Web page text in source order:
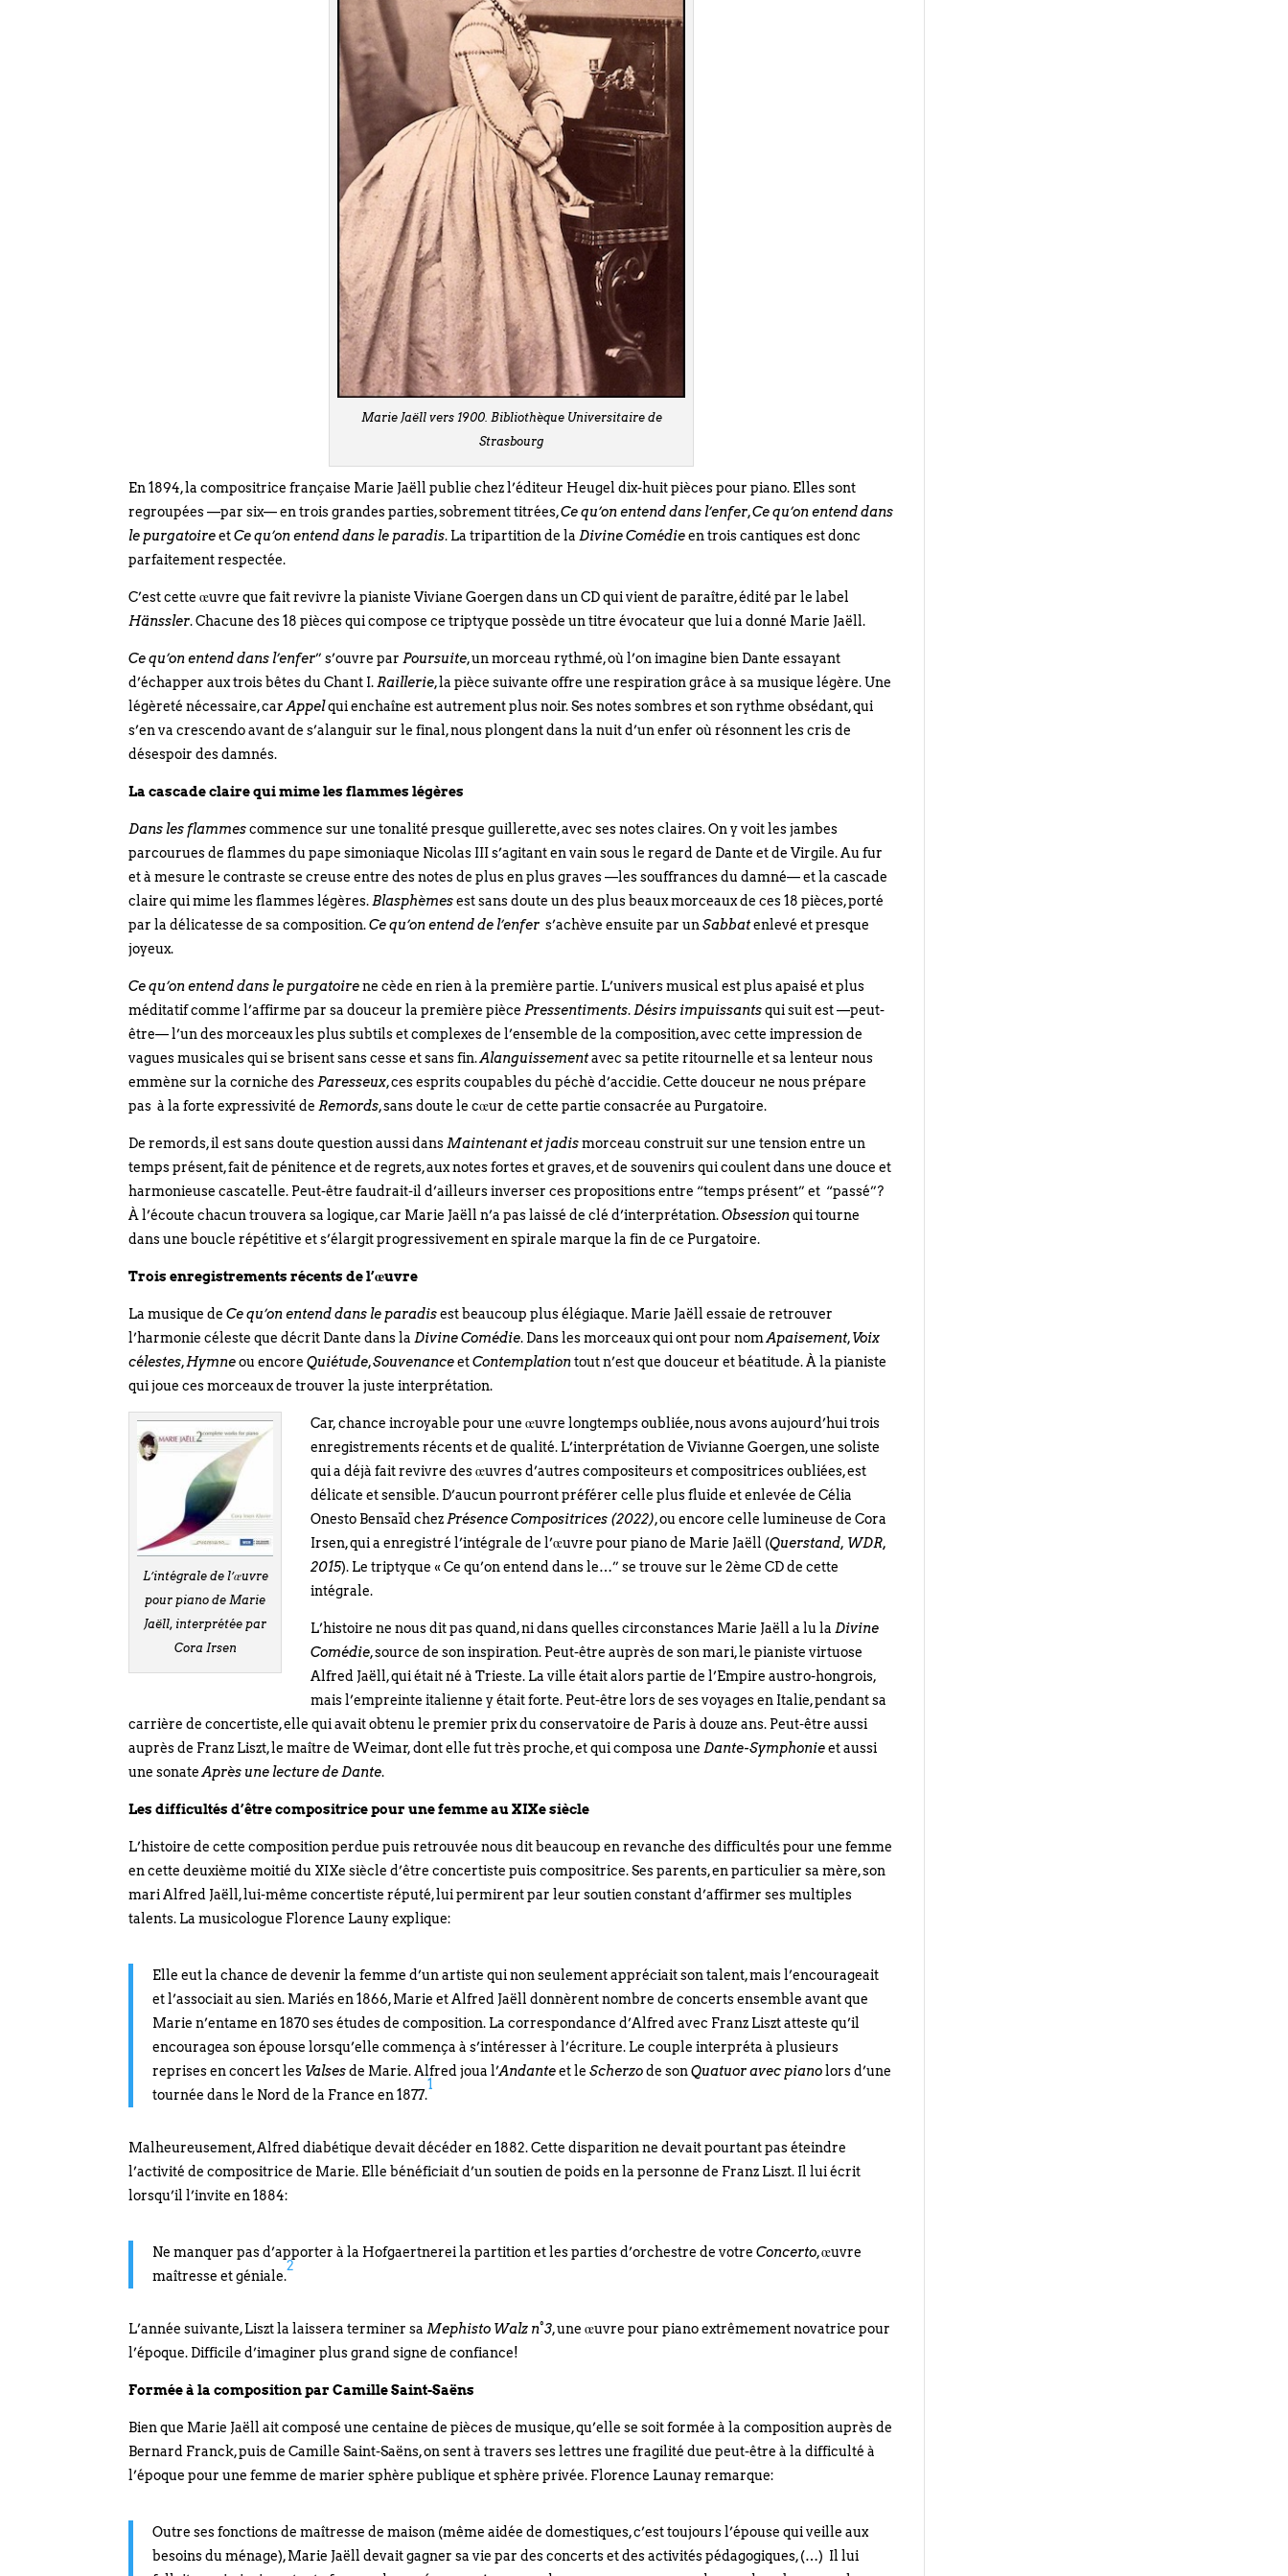
Marie Jaëll vers 1900. Bibliothèque Universitaire de
Strasbourg
En 1894, la compositrice française Marie Jaëll publie chez l’éditeur Heugel dix-huit pièces pour piano. Elles sont
regroupées —par six— en trois grandes parties, sobrement titrées,Ce qu’on entend dans l’enfer,Ce qu’on entend dans
le purgatoireetCe qu’on entend dans le paradis. La tripartition de la Divine Comédieen trois cantiques est donc
parfaitement respectée.
C’est cette œuvre que fait revivre la pianiste Viviane Goergen dans un CD qui vient de paraître, édité par le label
Hänssler. Chacune des 18 pièces qui compose ce triptyque possède un titre évocateur que lui a donné Marie Jaëll.
Ce qu’on entend dans l’enfer” s’ouvre par Poursuite, un morceau rythmé, où l’on imagine bien Dante essayant
d’échapper aux trois bêtes du Chant I. Raillerie, la pièce suivante offre une respiration grâce à sa musique légère. Une
légèreté nécessaire, carAppelqui enchaîne est autrement plus noir. Ses notes sombres et son rythme obsédant, qui
s’en va crescendo avant de s’alanguir sur le final, nous plongent dans la nuit d’un enfer où résonnent les cris de
désespoir des damnés.
La cascade claire qui mime les flammes légères
Dans les flammescommence sur une tonalité presque guillerette, avec ses notes claires. On y voit les jambes
parcourues de flammes du pape simoniaque Nicolas III s’agitant en vain sous le regard de Dante et de Virgile. Au fur
et à mesure le contraste se creuse entre des notes de plus en plus graves —les souffrances du damné— et la cascade
claire qui mime les flammes légères. Blasphèmesest sans doute un des plus beaux morceaux de ces 18 pièces, porté
par la délicatesse de sa composition.Ce qu’on entend de l’enfer s’achève ensuite par unSabbatenlevé et presque
joyeux.
Ce qu’on entend dans le purgatoirene cède en rien à la première partie. L’univers musical est plus apaisé et plus
méditatif comme l’affirme par sa douceur la première pièce Pressentiments. Désirs impuissantsqui suit est —peut-
être— l’un des morceaux les plus subtils et complexes de l’ensemble de la composition, avec cette impression de
vagues musicales qui se brisent sans cesse et sans fin.Alanguissementavec sa petite ritournelle et sa lenteur nous
emmène sur la corniche des Paresseux, ces esprits coupables du péchè d’accidie. Cette douceur ne nous prépare
pas à la forte expressivité de Remords, sans doute le cœur de cette partie consacrée au Purgatoire.
De remords, il est sans doute question aussi dans Maintenant et jadismorceau construit sur une tension entre un
temps présent, fait de pénitence et de regrets, aux notes fortes et graves, et de souvenirs qui coulent dans une douce et
harmonieuse cascatelle. Peut-être faudrait-il d’ailleurs inverser ces propositions entre “temps présent” et “passé”?
À l’écoute chacun trouvera sa logique, car Marie Jaëll n’a pas laissé de clé d’interprétation.Obsessionqui tourne
dans une boucle répétitive et s’élargit progressivement en spirale marque la fin de ce Purgatoire.
Trois enregistrements récents de l’œuvre
La musique deCe qu’on entend dans le paradisest beaucoup plus élégiaque. Marie Jaëll essaie de retrouver
l’harmonie céleste que décrit Dante dans la Divine Comédie. Dans les morceaux qui ont pour nomApaisement,Voix
célestes,Hymneou encoreQuiétude,SouvenanceetContemplationtout n’est que douceur et béatitude. À la pianiste
qui joue ces morceaux de trouver la juste interprétation.
L’intégrale de l’œuvre
pour piano de Marie
Jaëll, interprétée par
Cora Irsen
Car, chance incroyable pour une œuvre longtemps oubliée, nous avons aujourd’hui trois
enregistrements récents et de qualité. L’interprétation de Vivianne Goergen, une soliste
qui a déjà fait revivre des œuvres d’autres compositeurs et compositrices oubliées, est
délicate et sensible. D’aucun pourront préférer celle plus fluide et enlevée de Célia
Onesto Bensaïd chez Présence Compositrices (2022), ou encore celle lumineuse de Cora
Irsen, qui a enregistré l’intégrale de l’œuvre pour piano de Marie Jaëll (Querstand, WDR,
2015). Le triptyque « Ce qu’on entend dans le…” se trouve sur le 2ème CD de cette
intégrale.
L’histoire ne nous dit pas quand, ni dans quelles circonstances Marie Jaëll a lu la Divine
Comédie, source de son inspiration. Peut-être auprès de son mari, le pianiste virtuose
Alfred Jaëll, qui était né à Trieste. La ville était alors partie de l’Empire austro-hongrois,
mais l’empreinte italienne y était forte. Peut-être lors de ses voyages en Italie, pendant sa
carrière de concertiste, elle qui avait obtenu le premier prix du conservatoire de Paris à douze ans. Peut-être aussi
auprès de Franz Liszt, le maître de Weimar, dont elle fut très proche, et qui composa une Dante-Symphonieet aussi
une sonateAprès une lecture de Dante.
Les difficultés d’être compositrice pour une femme au XIXe siècle
L’histoire de cette composition perdue puis retrouvée nous dit beaucoup en revanche des difficultés pour une femme
en cette deuxième moitié du XIXe siècle d’être concertiste puis compositrice. Ses parents, en particulier sa mère, son
mari Alfred Jaëll, lui-même concertiste réputé, lui permirent par leur soutien constant d’affirmer ses multiples
talents. La musicologue Florence Launy explique:
Elle eut la chance de devenir la femme d’un artiste qui non seulement appréciait son talent, mais l’encourageait
et l’associait au sien. Mariés en 1866, Marie et Alfred Jaëll donnèrent nombre de concerts ensemble avant que
Marie n’entame en 1870 ses études de composition. La correspondance d’Alfred avec Franz Liszt atteste qu’il
encouragea son épouse lorsqu’elle commença à s’intéresser à l’écriture. Le couple interpréta à plusieurs
reprises en concert les Valsesde Marie. Alfred joua l’Andanteet leScherzode sonQuatuor avec piano lors d’une
tournée dans le Nord de la France en 1877.
1
Malheureusement, Alfred diabétique devait décéder en 1882. Cette disparition ne devait pourtant pas éteindre
l’activité de compositrice de Marie. Elle bénéficiait d’un soutien de poids en la personne de Franz Liszt. Il lui écrit
lorsqu’il l’invite en 1884:
Ne manquer pas d’apporter à la Hofgaertnerei la partition et les parties d’orchestre de votreConcerto, œuvre
maîtresse et géniale.
2
L’année suivante, Liszt la laissera terminer sa Mephisto Walz n°3, une œuvre pour piano extrêmement novatrice pour
l’époque. Difficile d’imaginer plus grand signe de confiance!
Formée à la composition par Camille Saint-Saëns
Bien que Marie Jaëll ait composé une centaine de pièces de musique, qu’elle se soit formée à la composition auprès de
Bernard Franck, puis de Camille Saint-Saëns, on sent à travers ses lettres une fragilité due peut-être à la difficulté à
l’époque pour une femme de marier sphère publique et sphère privée. Florence Launay remarque:
Outre ses fonctions de maîtresse de maison (même aidée de domestiques, c’est toujours l’épouse qui veille aux
besoins du ménage), Marie Jaëll devait gagner sa vie par des concerts et des activités pédagogiques, (…) Il lui